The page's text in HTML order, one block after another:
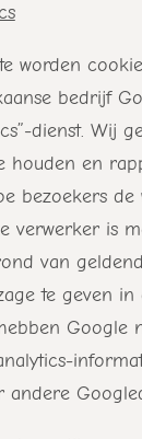
worden
bedrijf
dienst. Wij
houden en
bezoekers de
verwerker is
van
te geven in
Google
andere